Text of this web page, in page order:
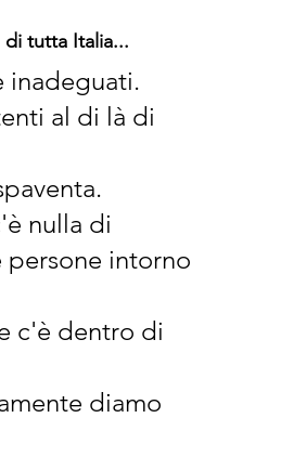
tutta Italia...
inadeguati.
al di là di
nulla di
persone intorno
c'è dentro di
diamo